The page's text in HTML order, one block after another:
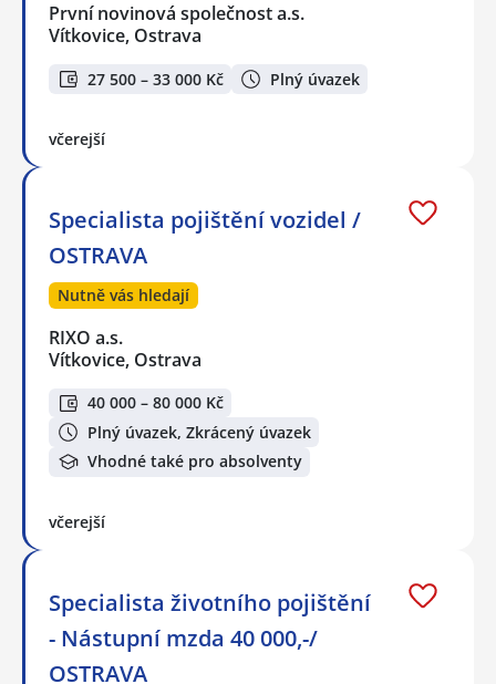
První novinová společnost a.s.
Vítkovice, Ostrava
27 500 – 33 000 Kč Plný úvazek
včerejší
Specialista pojištění vozidel /
OSTRAVA
Nutně vás hledají
RIXO a.s.
Vítkovice, Ostrava
40 000 – 80 000 Kč
Plný úvazek, Zkrácený úvazek
Vhodné také pro absolventy
včerejší
Specialista životního pojištění
- Nástupní mzda 40 000,-/
OSTRAVA